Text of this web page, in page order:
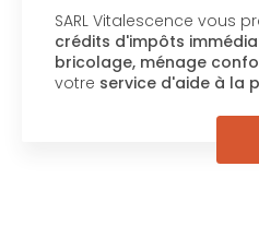
SARL Vitalescence vous
crédits d'impôts
bricolage, ménage
votreservice d'aide à la